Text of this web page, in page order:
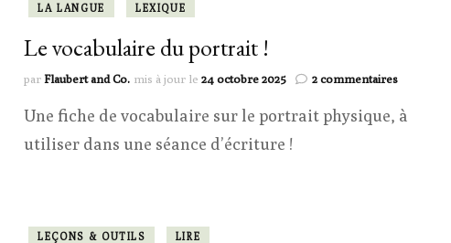
LA LANGUE LEXIQUE
Le vocabulaire du portrait !
parFlaubert and Co. mis à jour le 24 octobre 2025 2 commentairessur
vocabulaire
Une fiche de vocabulaire sur le portrait physique, à
utiliser dans une séance d’écriture !
LEÇONS & OUTILS LIRE